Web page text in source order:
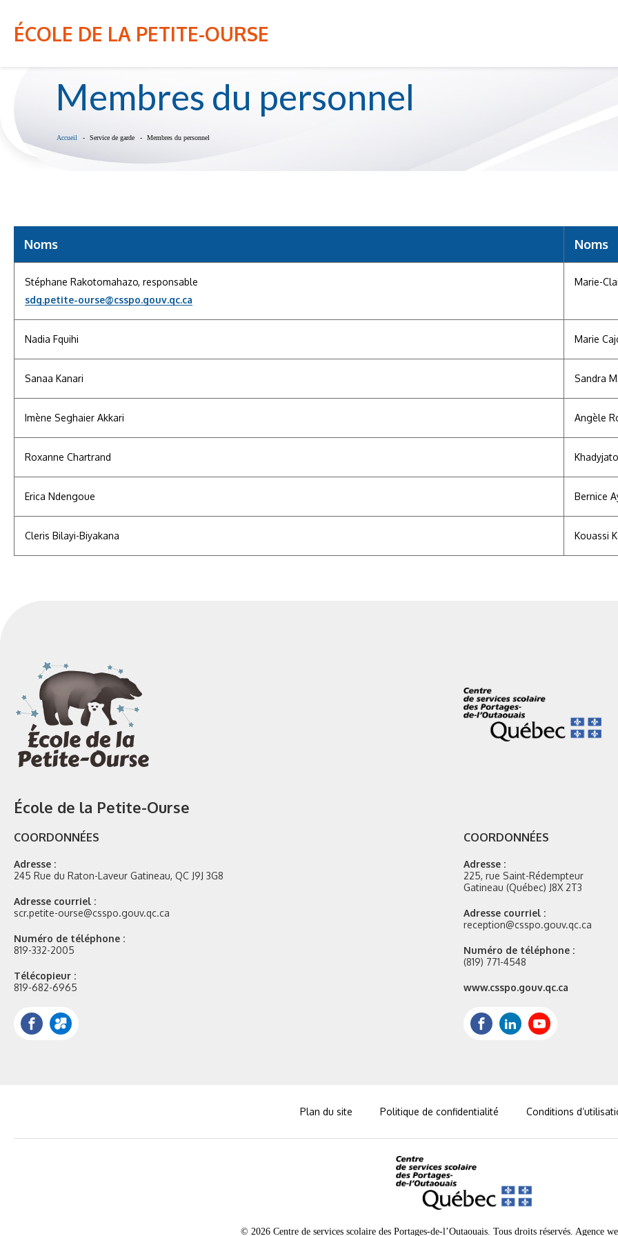
ÉCOLE DE LA PETITE-OURSE
NOTRE ÉCOLE INFO-PARENTS
Membres du personnel
Accueil Service de garde Membres du personnel
Noms Noms
Stéphane Rakotomahazo, responsable
sdg.petite-ourse@csspo.gouv.qc.ca
Marie-
Nadia Fquihi Marie
Sanaa Kanari Sandra
Imène Seghaier Akkari Angèle
Roxanne Chartrand
Erica Ndengoue Bernice
Cleris Bilayi-Biyakana Kouassi
École de la Petite-Ourse
COORDONNÉES
Adresse :
245 Rue du Raton-Laveur Gatineau, QC J9J 3G8
Adresse courriel :
scr.petite-ourse@csspo.gouv.qc.ca
Numéro de téléphone :
819-332-2005
Télécopieur :
819-682-6965
Facebook
Portail
Mozaik
COORDONNÉES
Adresse :
225, rue Saint-Rédempteur
Gatineau (Québec) J8X 2T3
Adresse courriel :
reception@csspo.gouv.qc.ca
Numéro de téléphone :
(819) 771-4548
Site
www.csspo.gouv.qc.ca
FacebookLinkedInYoutube
Plan du site Politique de confidentialité Conditions
© 2026 Centre de services scolaire des Portages-de-l’Outaouais. Tous droits réservés. Agence